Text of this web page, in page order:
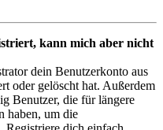
kann mich aber nicht
dein Benutzerkonto aus
oder gelöscht hat. Außerdem
Benutzer, die für längere
haben, um die